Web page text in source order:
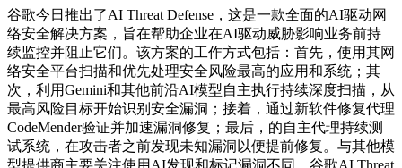
谷歌今日推出了AI Threat Defense，这是一款全面的AI驱动网
络安全解决方案，旨在帮助企业在AI驱动威胁影响业务前持
续监控并阻止它们。该方案的工作方式包括：首先，使用其网
络安全平台扫描和优先处理安全风险最高的应用和系统；其
次，利用Gemini和其他前沿AI模型自主执行持续深度扫描，从
最高风险目标开始识别安全漏洞；接着，通过新软件修复代理
CodeMender验证并加速漏洞修复；最后，的自主代理持续测
试系统，在攻击者之前发现未知漏洞以便提前修复。与其他模
型提供商主要关注使用AI发现和标记漏洞不同，谷歌AI Threat